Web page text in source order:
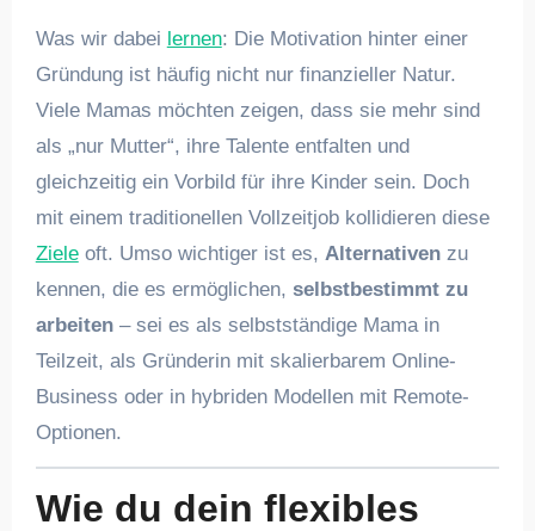
Was wir dabei lernen: Die Motivation hinter einer
Gründung ist häufig nicht nur finanzieller Natur.
Viele Mamas möchten zeigen, dass sie mehr sind
als „nur Mutter“, ihre Talente entfalten und
gleichzeitig ein Vorbild für ihre Kinder sein. Doch
mit einem traditionellen Vollzeitjob kollidieren diese
Zieleoft. Umso wichtiger ist es, Alternativenzu
kennen, die es ermöglichen, selbstbestimmt zu
arbeiten– sei es als selbstständige Mama in
Teilzeit, als Gründerin mit skalierbarem Online-
Business oder in hybriden Modellen mit Remote-
Optionen.
Wie du dein flexibles